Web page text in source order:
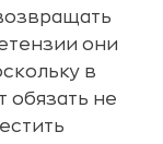
они
в
обязать не